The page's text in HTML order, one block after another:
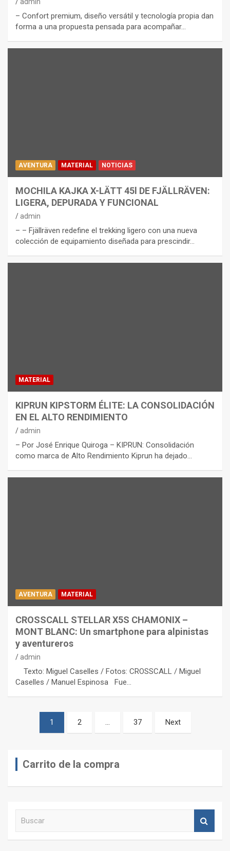
admin
– Confort premium, diseño versátil y tecnología propia dan
forma a una propuesta pensada para acompañar…
AVENTURA MATERIAL NOTICIAS
MOCHILA KAJKA X-LÄTT 45l DE FJÄLLRÄVEN:
LIGERA, DEPURADA Y FUNCIONAL
admin
– – Fjällräven redefine el trekking ligero con una nueva
colección de equipamiento diseñada para prescindir…
MATERIAL
KIPRUN KIPSTORM ÉLITE: LA CONSOLIDACIÓN
EN EL ALTO RENDIMIENTO
admin
– Por José Enrique Quiroga – KIPRUN: Consolidación
como marca de Alto Rendimiento Kiprun ha dejado…
AVENTURA MATERIAL
CROSSCALL STELLAR X5S CHAMONIX –
MONT BLANC: Un smartphone para alpinistas
y aventureros
admin
Texto: Miguel Caselles / Fotos: CROSSCALL / Miguel
Caselles / Manuel Espinosa Fue…
Paginación
1 2 … 37 Next
Carrito de la compra